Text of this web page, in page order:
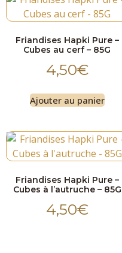
Friandises Hapki Pure –
Cubes au cerf – 85G
4,50€
Ajouter au panier
Friandises Hapki Pure –
Cubes à l’autruche – 85G
4,50€